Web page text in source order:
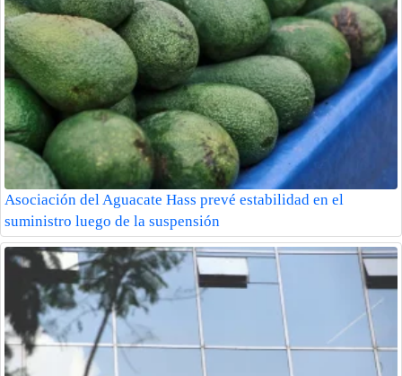
Asociación del Aguacate Hass prevé estabilidad en el
suministro luego de la suspensión